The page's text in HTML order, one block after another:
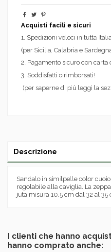
Acquisti facili e sicuri
1. Spedizioni veloci in tutta
(per Sicilia, Calabria e
2. Pagamento sicuro con
3. Soddisfatti o rimborsati!
(per saperne di più leggi la
Descrizione
Sandalo in similpelle color
regolabile alla caviglia. La
juta misura 10.5 cm dal 32 al 35
I clienti che hanno
hanno comprato anche: